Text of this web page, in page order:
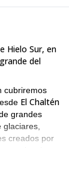
Hielo Sur, en
del
cubriremos
El Chaltén
grandes
creados por